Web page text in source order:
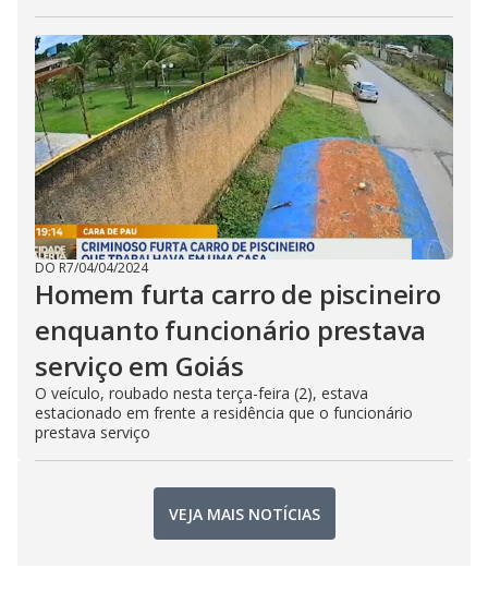
DO R7/04/04/2024
Homem furta carro de piscineiro
enquanto funcionário prestava
serviço em Goiás
O veículo, roubado nesta terça-feira (2), estava
estacionado em frente a residência que o funcionário
prestava serviço
VEJA MAIS NOTÍCIAS